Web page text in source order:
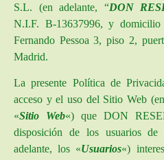
S.L. (en adelante, “DON
N.I.F. B-13637996, y domicilio
Fernando Pessoa 3, piso 2,
Madrid.
La presente Política de
acceso y el uso del Sitio Web
«Sitio Web«) que DON
disposición de los usuarios de
adelante, los «Usuarios«)